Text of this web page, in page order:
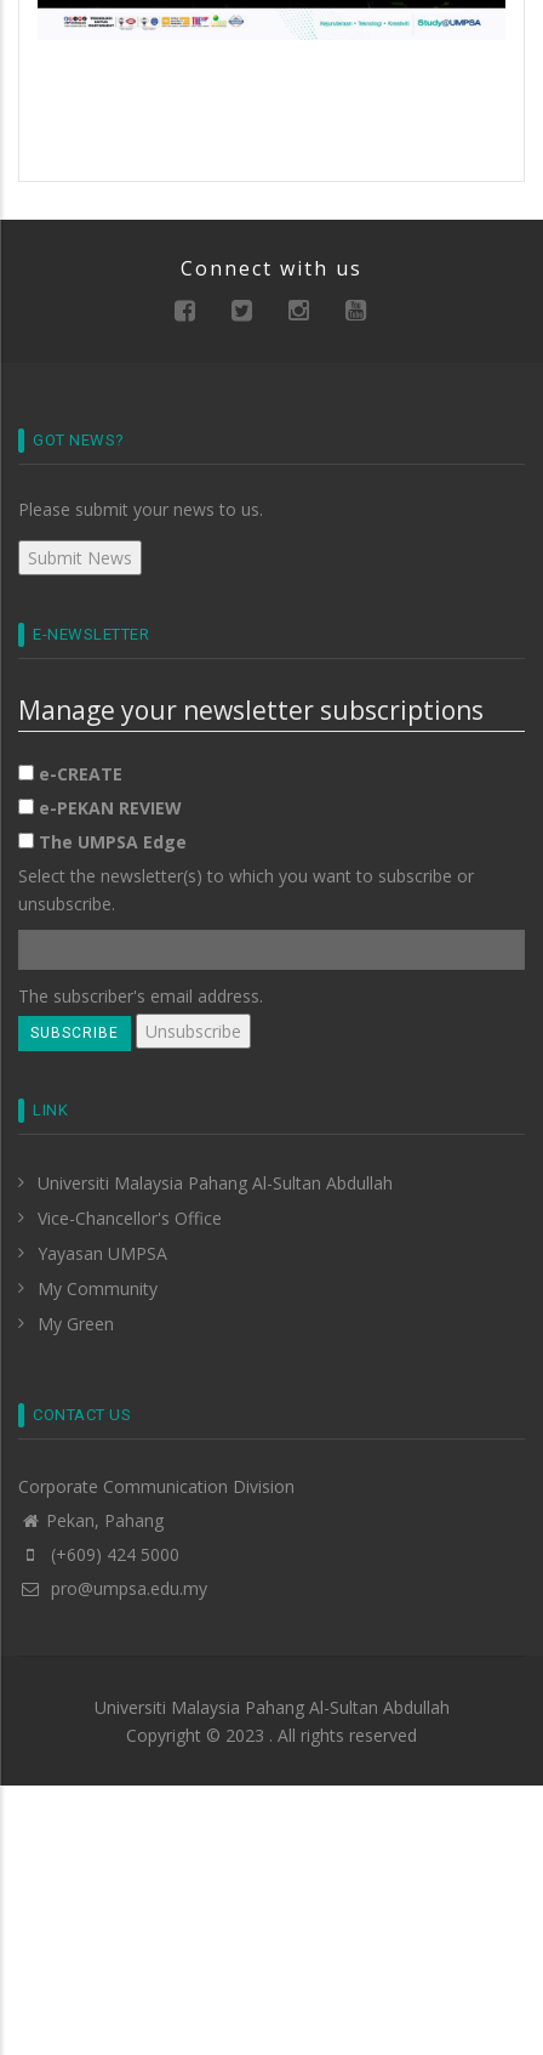
Connect with us
GOT NEWS?
Please submit your news to us.
E-NEWSLETTER
Manage your newsletter subscriptions
e-CREATE
e-PEKAN REVIEW
The UMPSA Edge
Select the newsletter(s) to which you want to subscribe or
unsubscribe.
The subscriber's email address.
LINK
Universiti Malaysia Pahang Al-Sultan Abdullah
Vice-Chancellor's Office
Yayasan UMPSA
My Community
My Green
CONTACT US
Corporate Communication Division
Pekan, Pahang
(+609) 424 5000
pro@umpsa.edu.my
Universiti Malaysia Pahang Al-Sultan Abdullah
Copyright © 2023 . All rights reserved